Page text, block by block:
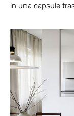
in una capsule